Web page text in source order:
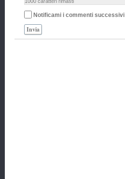
Notificami i commenti successivi
Invia